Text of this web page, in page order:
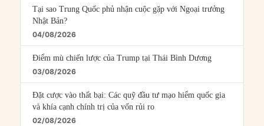
Tại sao Trung Quốc phủ nhận cuộc gặp với Ngoại trưởng
Nhật Bản?
04/08/2026
Điểm mù chiến lược của Trump tại Thái Bình Dương
03/08/2026
Đặt cược vào thất bại: Các quỹ đầu tư mạo hiểm quốc gia
và khía cạnh chính trị của vốn rủi ro
02/08/2026